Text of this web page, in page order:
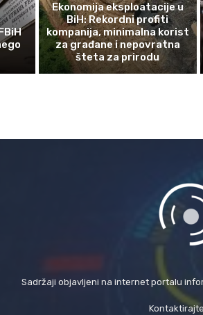
Ekonomija eksploatacije u
BiH: Rekordni profiti
kompanija, minimalna korist
za građane i nepovratna
šteta za prirodu
Sadržaji objavljeni na internet portalu